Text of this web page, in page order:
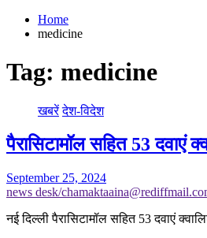
Home
medicine
Tag: medicine
खबरें देश-विदेश
पैरासिटामॉल सहित 53
September 25, 2024
news desk/
नई दिल्ली पैरासिटामॉल सहित 53 दवाएं